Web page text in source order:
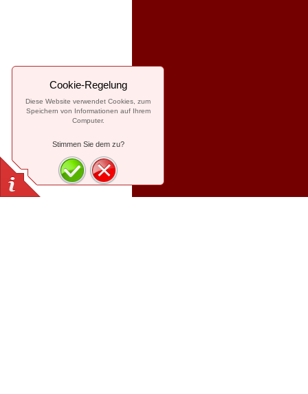
Cookie-Regelung
Diese Website verwendet Cookies, zum
Speichern von Informationen auf Ihrem
Computer.
Stimmen Sie dem zu?